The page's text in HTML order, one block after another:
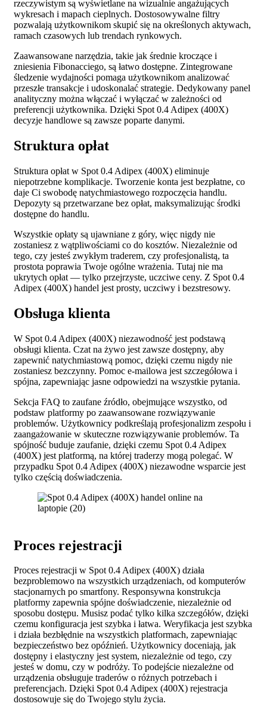
rzeczywistym są wyświetlane na wizualnie angażujących
wykresach i mapach cieplnych. Dostosowywalne filtry
pozwalają użytkownikom skupić się na określonych aktywach,
ramach czasowych lub trendach rynkowych.
Zaawansowane narzędzia, takie jak średnie kroczące i
zniesienia Fibonacciego, są łatwo dostępne. Zintegrowane
śledzenie wydajności pomaga użytkownikom analizować
przeszłe transakcje i udoskonalać strategie. Dedykowany panel
analityczny można włączać i wyłączać w zależności od
preferencji użytkownika. Dzięki Spot 0.4 Adipex (400X)
decyzje handlowe są zawsze poparte danymi.
Struktura opłat
Struktura opłat w Spot 0.4 Adipex (400X) eliminuje
niepotrzebne komplikacje. Tworzenie konta jest bezpłatne, co
daje Ci swobodę natychmiastowego rozpoczęcia handlu.
Depozyty są przetwarzane bez opłat, maksymalizując środki
dostępne do handlu.
Wszystkie opłaty są ujawniane z góry, więc nigdy nie
zostaniesz z wątpliwościami co do kosztów. Niezależnie od
tego, czy jesteś zwykłym traderem, czy profesjonalistą, ta
prostota poprawia Twoje ogólne wrażenia. Tutaj nie ma
ukrytych opłat — tylko przejrzyste, uczciwe ceny. Z Spot 0.4
Adipex (400X) handel jest prosty, uczciwy i bezstresowy.
Obsługa klienta
W Spot 0.4 Adipex (400X) niezawodność jest podstawą
obsługi klienta. Czat na żywo jest zawsze dostępny, aby
zapewnić natychmiastową pomoc, dzięki czemu nigdy nie
zostaniesz bezczynny. Pomoc e-mailowa jest szczegółowa i
spójna, zapewniając jasne odpowiedzi na wszystkie pytania.
Sekcja FAQ to zaufane źródło, obejmujące wszystko, od
podstaw platformy po zaawansowane rozwiązywanie
problemów. Użytkownicy podkreślają profesjonalizm zespołu i
zaangażowanie w skuteczne rozwiązywanie problemów. Ta
spójność buduje zaufanie, dzięki czemu Spot 0.4 Adipex
(400X) jest platformą, na której traderzy mogą polegać. W
przypadku Spot 0.4 Adipex (400X) niezawodne wsparcie jest
tylko częścią doświadczenia.
Proces rejestracji
Proces rejestracji w Spot 0.4 Adipex (400X) działa
bezproblemowo na wszystkich urządzeniach, od komputerów
stacjonarnych po smartfony. Responsywna konstrukcja
platformy zapewnia spójne doświadczenie, niezależnie od
sposobu dostępu. Musisz podać tylko kilka szczegółów, dzięki
czemu konfiguracja jest szybka i łatwa. Weryfikacja jest szybka
i działa bezbłędnie na wszystkich platformach, zapewniając
bezpieczeństwo bez opóźnień. Użytkownicy doceniają, jak
dostępny i elastyczny jest system, niezależnie od tego, czy
jesteś w domu, czy w podróży. To podejście niezależne od
urządzenia obsługuje traderów o różnych potrzebach i
preferencjach. Dzięki Spot 0.4 Adipex (400X) rejestracja
dostosowuje się do Twojego stylu życia.